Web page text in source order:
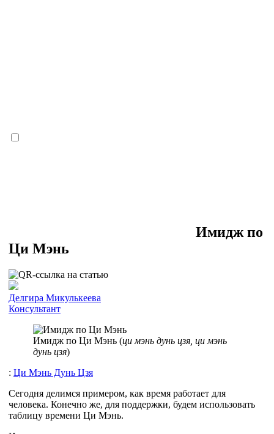
Имидж по
Ци Мэнь
Делгира Микулькеева
Консультант
Имидж по Ци Мэнь (ци мэнь дунь цзя, ци мэнь
дунь цзя)
: Ци Мэнь Дунь Цзя
Сегодня делимся примером, как время работает для
человека. Конечно же, для поддержки, будем использовать
таблицу времени Ци Мэнь.